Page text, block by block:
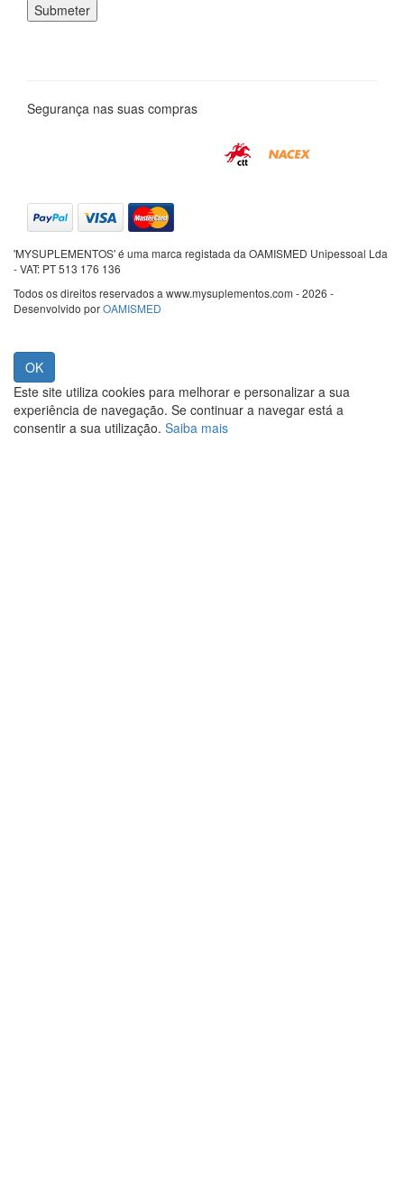
Segurança nas suas compras
'MYSUPLEMENTOS' é uma marca registada da OAMISMED Unipessoal Lda
- VAT: PT 513 176 136
Todos os direitos reservados a www.mysuplementos.com - 2026 -
Desenvolvido porOAMISMED
Este site utiliza cookies para melhorar e personalizar a sua
experiência de navegação. Se continuar a navegar está a
consentir a sua utilização. Saiba mais